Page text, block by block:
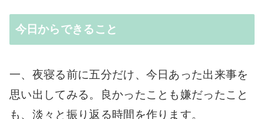
今日からできること
一、夜寝る前に五分だけ、今日あった出来事を
思い出してみる。良かったことも嫌だったこと
も、淡々と振り返る時間を作ります。